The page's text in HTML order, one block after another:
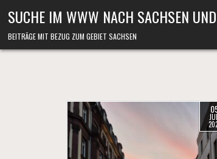
SUCHE IM WWW NACH SACHSEN
BEITRÄGE MIT BEZUG ZUM GEBIET SACHSEN